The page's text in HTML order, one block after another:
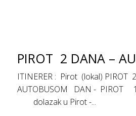
PIROT 2 DANA –
ITINERER : Pirot (lokal) PIROT
AUTOBUSOM DAN -
dolazak u Pirot -...